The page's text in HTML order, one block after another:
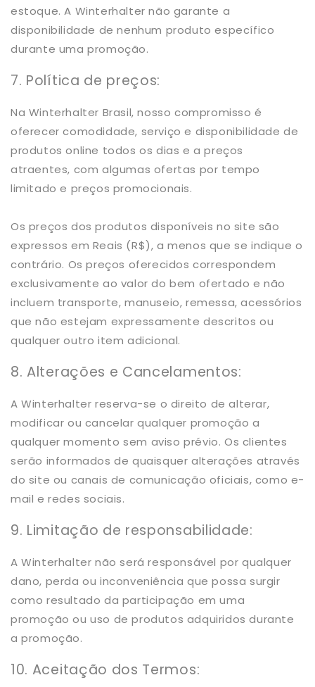
estoque. A Winterhalter não garante a
disponibilidade de nenhum produto específico
durante uma promoção.
7. Política de preços:
Na Winterhalter Brasil, nosso compromisso é
oferecer comodidade, serviço e disponibilidade de
produtos online todos os dias e a preços
atraentes, com algumas ofertas por tempo
limitado e preços promocionais.
Os preços dos produtos disponíveis no site são
expressos em Reais (R$), a menos que se indique o
contrário. Os preços oferecidos correspondem
exclusivamente ao valor do bem ofertado e não
incluem transporte, manuseio, remessa, acessórios
que não estejam expressamente descritos ou
qualquer outro item adicional.
8. Alterações e Cancelamentos:
A Winterhalter reserva-se o direito de alterar,
modificar ou cancelar qualquer promoção a
qualquer momento sem aviso prévio. Os clientes
serão informados de quaisquer alterações através
do site ou canais de comunicação oficiais, como e-
mail e redes sociais.
9. Limitação de responsabilidade:
A Winterhalter não será responsável por qualquer
dano, perda ou inconveniência que possa surgir
como resultado da participação em uma
promoção ou uso de produtos adquiridos durante
a promoção.
10. Aceitação dos Termos: